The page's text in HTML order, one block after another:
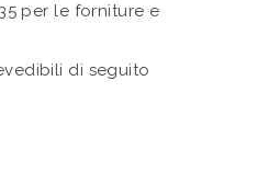
per le forniture e
di seguito